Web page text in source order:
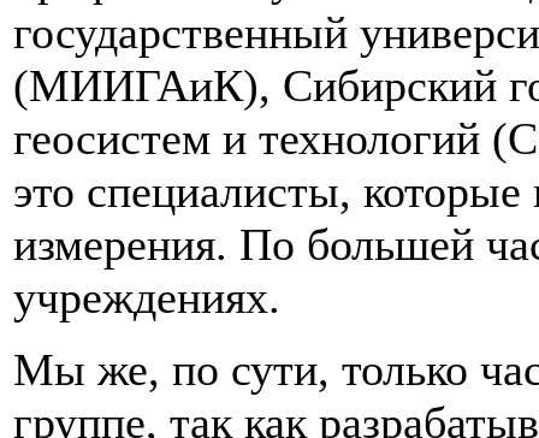
государственный
(МИИГАиК), Сибирский
геосистем и технологий
это специалисты, которые
измерения. По большей
учреждениях.
Мы же, по сути, только
группе, так как